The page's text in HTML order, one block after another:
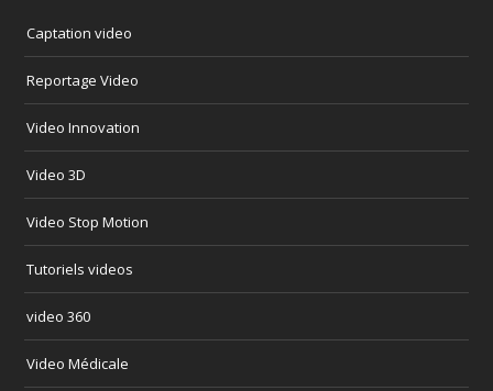
Captation video
Reportage Video
Video Innovation
Video 3D
Video Stop Motion
Tutoriels videos
video 360
Video Médicale